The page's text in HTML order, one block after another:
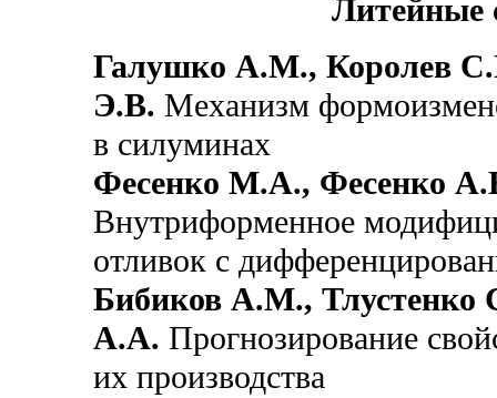
Литейные
Галушко А.М., Королев
Э.В. Механизм
в силуминах
Фесенко М.А., Фесенко
Внутриформенное
отливок с
Бибиков А.М.,
А.А. Прогнозирование
их производства